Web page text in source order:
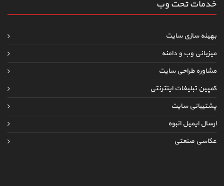
خدمات تحت وب
بهینه سازی سایت
میزبانی وب و دامنه
مشاوره طراحی سایت
کمپین تبلیغات اینترنتی
پشتیبانی سایت
ارسال ایمیل انبوه
عکاسی صنعتی